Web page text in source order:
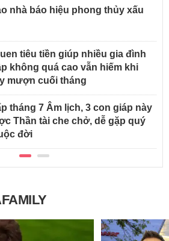
nhà báo hiệu phong thủy xấu
tiêu tiền giúp nhiều gia đình
không quá cao vẫn hiếm khi
mượn cuối tháng
tháng 7 Âm lịch, 3 con giáp này
Thần tài che chở, dễ gặp quý
đời